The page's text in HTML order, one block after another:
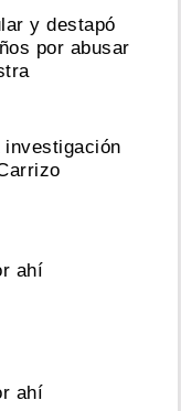
y destapó
por abusar
ahí
ahí